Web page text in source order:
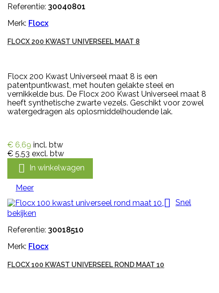
Referentie: 30040801
Merk: Flocx
FLOCX 200 KWAST UNIVERSEEL MAAT 8
Flocx 200 Kwast Universeel maat 8 is een
patentpuntkwast, met houten gelakte steel en
vernikkelde bus. De Flocx 200 Kwast Universeel maat 8
heeft synthetische zwarte vezels. Geschikt voor zowel
watergedragen als oplosmiddelhoudende lak.
€ 6,69 incl. btw
€ 5,53 excl. btw
 In winkelwagen
Meer
 Snel
bekijken
Referentie: 30018510
Merk: Flocx
FLOCX 100 KWAST UNIVERSEEL ROND MAAT 10